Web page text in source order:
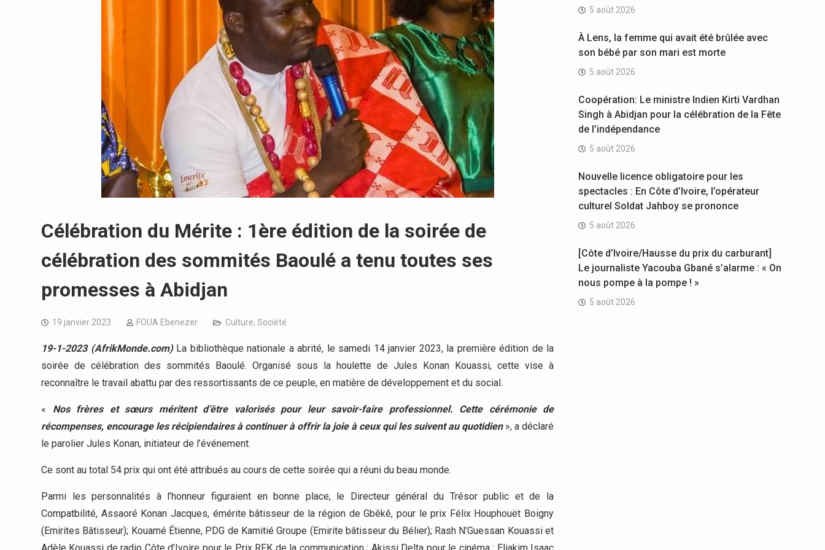
Célébration du Mérite : 1ère édition de la soirée de
célébration des sommités Baoulé a tenu toutes ses
promesses à Abidjan
19 janvier 2023 FOUA Ebenezer Culture, Société
19-1-2023 (AfrikMonde.com)La bibliothèque nationale a abrité, le samedi 14 janvier 2023, la première édition de la
soirée de célébration des sommités Baoulé. Organisé sous la houlette de Jules Konan Kouassi, cette vise à
reconnaître le travail abattu par des ressortissants de ce peuple, en matière de développement et du social.
« Nos frères et sœurs méritent d’être valorisés pour leur savoir-faire professionnel. Cette cérémonie de
récompenses, encourage les récipiendaires à continuer à offrir la joie à ceux qui les suivent au quotidien», a déclaré
le parolier Jules Konan, initiateur de l’événement.
Ce sont au total 54 prix qui ont été attribués au cours de cette soirée qui a réuni du beau monde.
Parmi les personnalités à l’honneur figuraient en bonne place, le Directeur général du Trésor public et de la
Compatbilité, Assaoré Konan Jacques, émérite bâtisseur de la région de Gbêkê, pour le prix Félix Houphouët Boigny
(Emirites Bâtisseur); Kouamé Étienne, PDG de Kamitié Groupe (Emirite bâtisseur du Bélier); Rash N’Guessan Kouassi et
5 août 2026
À Lens, la femme qui avait été brûlée avec
son bébé par son mari est morte
5 août 2026
Coopération: Le ministre Indien Kirti Vardhan
Singh à Abidjan pour la célébration de la Fête
de l’indépendance
5 août 2026
Nouvelle licence obligatoire pour les
spectacles : En Côte d’Ivoire, l’opérateur
culturel Soldat Jahboy se prononce
5 août 2026
[Côte d’Ivoire/Hausse du prix du carburant]
Le journaliste Yacouba Gbané s’alarme : « On
nous pompe à la pompe ! »
5 août 2026